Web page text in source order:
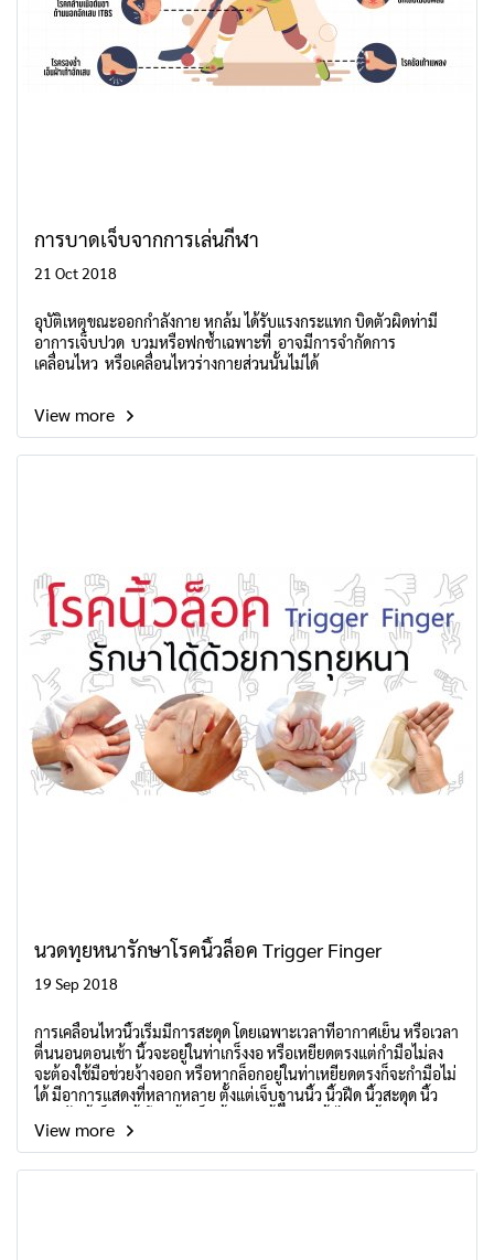
การบาดเจ็บจากการเล่นกีฬา
21 Oct 2018
อุบัติเหตุขณะออกกำลังกาย หกล้ม ได้รับแรงกระแทก บิดตัวผิดท่ามี
อาการเจ็บปวด บวมหรือฟกช้ำเฉพาะที่ อาจมีการจำกัดการ
เคลื่อนไหว หรือเคลื่อนไหวร่างกายส่วนนั้นไม่ได้
View more
นวดทุยหนารักษาโรคนิ้วล็อค Trigger Finger
19 Sep 2018
การเคลื่อนไหวนิ้วเริ่มมีการสะดุด โดยเฉพาะเวลาที่อากาศเย็น หรือเวลา
ตื่นนอนตอนเช้า นิ้วจะอยู่ในท่าเกร็งงอ หรือเหยียดตรงแต่กำมือไม่ลง
จะต้องใช้มือช่วยง้างออก หรือหากล็อกอยู่ในท่าเหยียดตรงก็จะกำมือไม่
ได้ มีอาการแสดงที่หลากหลาย ตั้งแต่เจ็บฐานนิ้ว นิ้วฝืด นิ้วสะดุด นิ้ว
View more